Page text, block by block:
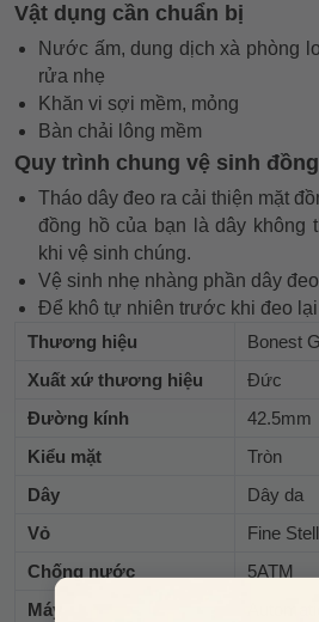
Vật dụng cần chuẩn bị
Nước ấm, dung dịch xà phòng
rửa nhẹ
Khăn vi sợi mềm, mỏng
Bàn chải lông mềm
Quy trình chung vệ sinh
Tháo dây đeo ra cải thiện mặt
đồng hồ của bạn là dây không
khi vệ sinh chúng.
Vệ sinh nhẹ nhàng phần dây
Để khô tự nhiên trước khi đeo lại
Thương hiệu
Bonest
Xuất xứ thương hiệu
Đức
Đường kính
42.5mm
Kiểu mặt
Tròn
Dây
Dây da
Vỏ
Fine Stell
Chống nước
5ATM
Máy